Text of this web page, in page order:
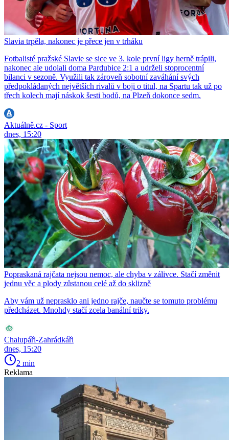
Slavia trpěla, nakonec je přece jen v trháku
Fotbalisté pražské Slavie se sice ve 3. kole první ligy herně trápili,
nakonec ale udolali doma Pardubice 2:1 a udrželi stoprocentní
bilanci v sezoně. Využili tak zároveň sobotní zaváhání svých
předpokládaných největších rivalů v boji o titul, na Spartu tak už po
třech kolech mají náskok šesti bodů, na Plzeň dokonce sedm.
Aktuálně.cz - Sport
dnes, 15:20
Popraskaná rajčata nejsou nemoc, ale chyba v zálivce. Stačí změnit
jednu věc a plody zůstanou celé až do sklizně
Aby vám už neprasklo ani jedno rajče, naučte se tomuto problému
předcházet. Mnohdy stačí zcela banální triky.
Chalupáři-Zahrádkáři
dnes, 15:20
2 min
Reklama